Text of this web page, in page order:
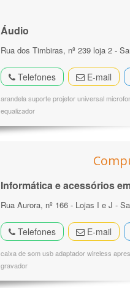
Áudio
Rua dos Timbiras, nº 239 loja 2 -
Telefones E-mail
arandela suporte projetor universal
equalizador
Informática e acessórios
Rua Aurora, nº 166 - Lojas I e J -
Telefones E-mail
caixa de som usb adaptador wireless
gravador